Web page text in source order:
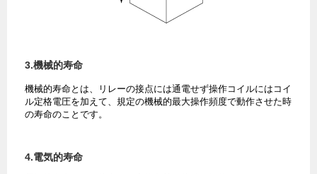
3.機械的寿命
機械的寿命とは、リレーの接点には通電せず操作コイルにはコイ
ル定格電圧を加えて、規定の機械的最大操作頻度で動作させた時
の寿命のことです。
4.電気的寿命